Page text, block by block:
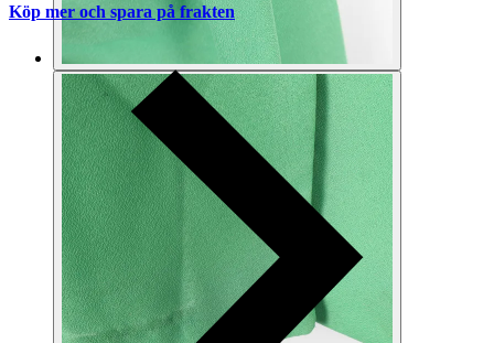
Köp mer och spara på frakten